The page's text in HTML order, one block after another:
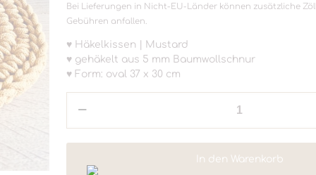
Bei Lieferungen in Nicht-EU-Länder können zusätzliche
Gebühren anfallen.
♥ Häkelkissen | Mustard
♥ gehäkelt aus 5 mm Baumwollschnur
♥ Form: oval 37 x 30 cm
Mustard
Menge
In den Warenkorb